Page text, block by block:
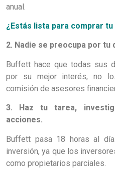
anual.
¿Estás lista para comprar tu
2. Nadie se preocupa por
Buffett hace que todas sus
por su mejor interés, no
comisión de asesores
3. Haz tu tarea,
acciones.
Buffett pasa 18 horas al
inversión, ya que los
como propietarios parciales.